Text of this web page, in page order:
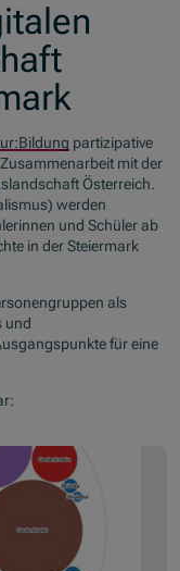
partizipative
mit der
Österreich.
werden
und Schüler ab
in der Steiermark
als
und
für eine